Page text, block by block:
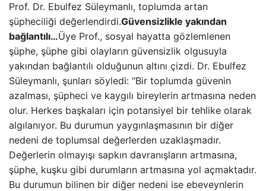
Prof. Dr. Ebulfez Süleymanlı, toplumda artan
şüpheciliği değerlendirdi.Güvensizlikle yakından
bağlantılı…Üye Prof., sosyal hayatta gözlemlenen
şüphe, şüphe gibi olayların güvensizlik olgusuyla
yakından bağlantılı olduğunun altını çizdi. Dr. Ebulfez
Süleymanlı, şunları söyledi: “Bir toplumda güvenin
azalması, şüpheci ve kaygılı bireylerin artmasına neden
olur. Herkes başkaları için potansiyel bir tehlike olarak
algılanıyor. Bu durumun yaygınlaşmasının bir diğer
nedeni de toplumsal değerlerden uzaklaşmadır.
Değerlerin olmayışı sapkın davranışların artmasına,
şüphe, kuşku gibi durumların artmasına yol açmaktadır.
Bu durumun bilinen bir diğer nedeni ise ebeveynlerin